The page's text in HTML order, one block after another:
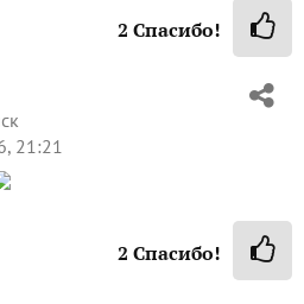
2 Спасибо!
21:21
2 Спасибо!